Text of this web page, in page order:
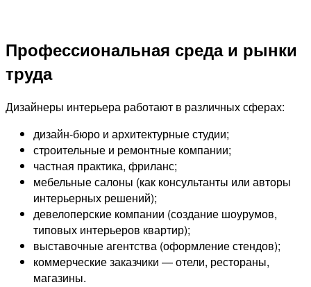
Профессиональная среда и рынки
труда
Дизайнеры интерьера работают в различных сферах:
дизайн-бюро и архитектурные студии;
строительные и ремонтные компании;
частная практика, фриланс;
мебельные салоны (как консультанты или авторы
интерьерных решений);
девелоперские компании (создание шоурумов,
типовых интерьеров квартир);
выставочные агентства (оформление стендов);
коммерческие заказчики — отели, рестораны,
магазины.